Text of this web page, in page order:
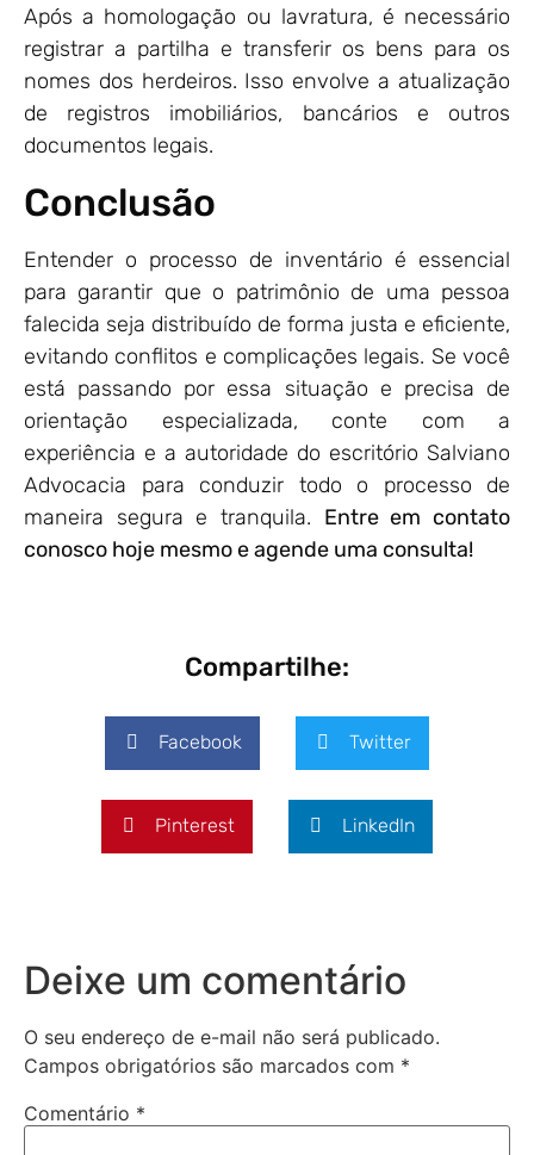
Após a homologação ou lavratura, é necessário
registrar a partilha e transferir os bens para os
nomes dos herdeiros. Isso envolve a atualização
de registros imobiliários, bancários e outros
documentos legais.
Conclusão
Entender o processo de inventário é essencial
para garantir que o patrimônio de uma pessoa
falecida seja distribuído de forma justa e eficiente,
evitando conflitos e complicações legais. Se você
está passando por essa situação e precisa de
orientação especializada, conte com a
experiência e a autoridade do escritório Salviano
Advocacia para conduzir todo o processo de
maneira segura e tranquila. Entre em contato
conosco hoje mesmo e agende uma consulta!
Compartilhe:
Facebook Twitter
Pinterest LinkedIn
Deixe um comentário
O seu endereço de e-mail não será publicado.
Campos obrigatórios são marcados com *
Comentário *